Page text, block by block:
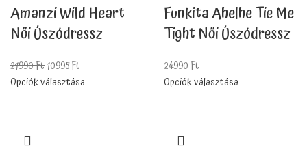
Amanzi Wild Heart
Női Úszódressz
21990Ft10995Ft
Opciók választása
Funkita Ahelhe Tie Me
Tight Női Úszódressz
24990 Ft
Opciók választása